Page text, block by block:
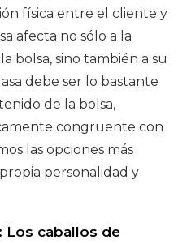
física entre el cliente y
afecta no sólo a la
bolsa, sino también a su
debe ser lo bastante
de la bolsa,
congruente con
las opciones más
personalidad y
Los caballos de